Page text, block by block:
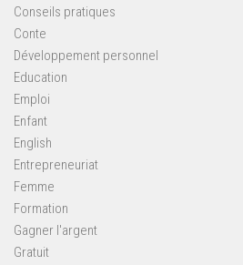
Conseils pratiques
Conte
Développement personnel
Education
Emploi
Enfant
English
Entrepreneuriat
Femme
Formation
Gagner l'argent
Gratuit